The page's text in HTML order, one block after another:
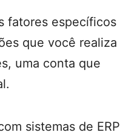
fatores específicos
que você realiza
uma conta que
sistemas de ERP